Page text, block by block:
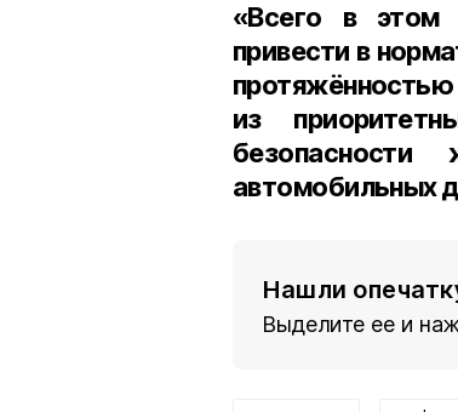
«Всего в этом
привести в
протяжённостью
из
автомобильных
Нашли
Выделите ее и